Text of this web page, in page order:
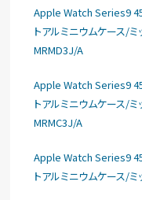
Apple Watch Series9
トアルミニウムケース/
MRMD3J/A
Apple Watch Series9
トアルミニウムケース/
MRMC3J/A
Apple Watch Series9
トアルミニウムケース/